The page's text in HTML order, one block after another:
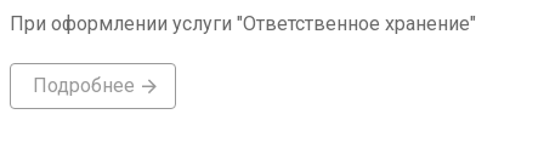
При оформлении услуги "Ответственное хранение"
Подробнее